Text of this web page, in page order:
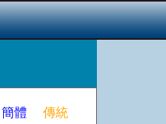
簡體 傳統